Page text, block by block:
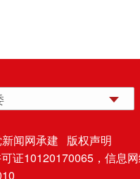
闻网承建 版权声明
证10120170065， 信息